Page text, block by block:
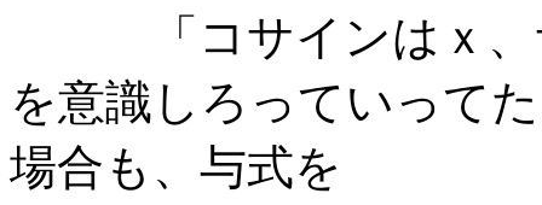
「コサインはｘ、
を意識しろっていって
場合も、与式を